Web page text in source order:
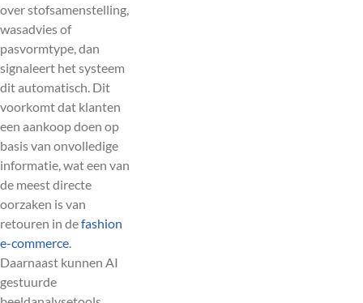
over stofsamenstelling,
wasadvies of
pasvormtype, dan
signaleert het systeem
dit automatisch. Dit
voorkomt dat klanten
een aankoop doen op
basis van onvolledige
informatie, wat een van
de meest directe
oorzaken is van
retouren in defashion
e-commerce.
Daarnaast kunnen AI
gestuurde